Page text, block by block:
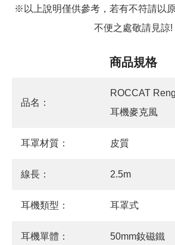
※以上說明僅供參考，若有不符請以
不便之處敬請見諒!
商品規格
品名：
ROCCAT
耳機麥克風
耳罩材質： 皮質
線長： 2.5m
耳機類型： 耳罩式
耳機單體： 50mm釹磁鐵